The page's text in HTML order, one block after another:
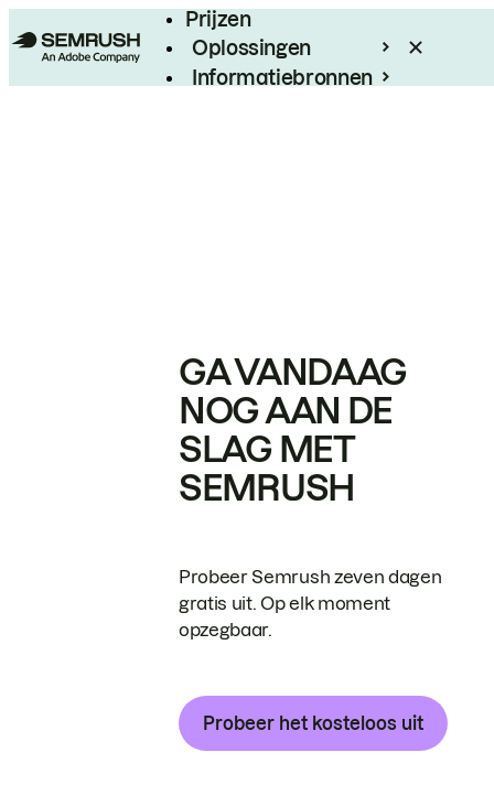
Prijzen
Oplossingen
Informatiebronnen
GA VANDAAG
NOG AAN DE
SLAG MET
SEMRUSH
Probeer Semrush zeven dagen
gratis uit. Op elk moment
opzegbaar.
Probeer het kosteloos uit